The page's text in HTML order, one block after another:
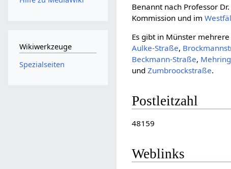
Benannt nach Professor
Kommission und im
Es gibt in Münster
Aulke-Straße,
Beckmann-Straße,
undZumbroockstraße.
Postleitzahl
48159
Weblinks
Wikiwerkzeuge
Spezialseiten